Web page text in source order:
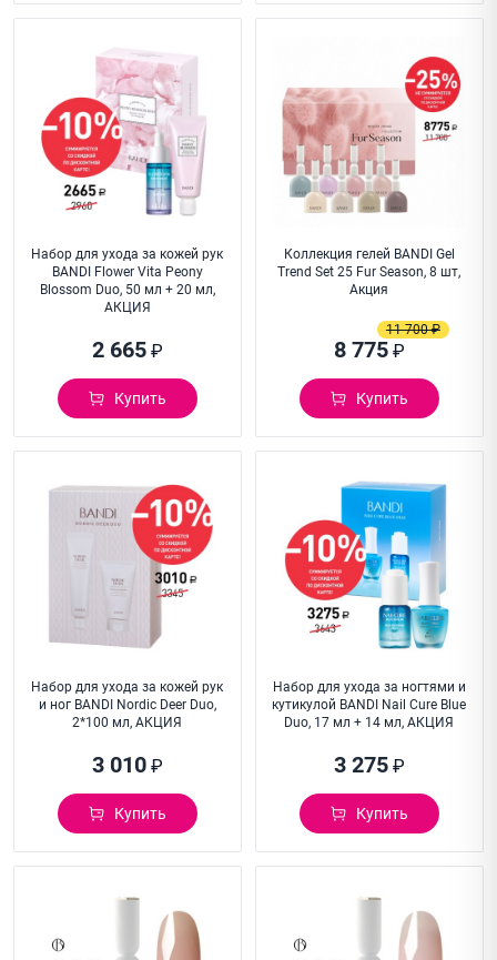
Набор для ухода за кожей рук
BANDI Flower Vita Peony
Blossom Duo, 50 мл + 20 мл,
АКЦИЯ
2 665₽
Купить
Коллекция гелей BANDI Gel
Trend Set 25 Fur Season, 8 шт,
Акция
8 775₽
11 700 ₽
Купить
Набор для ухода за кожей рук
и ног BANDI Nordic Deer Duo,
2*100 мл, АКЦИЯ
3 010₽
Купить
Набор для ухода за ногтями и
кутикулой BANDI Nail Cure Blue
Duo, 17 мл + 14 мл, АКЦИЯ
3 275₽
Купить